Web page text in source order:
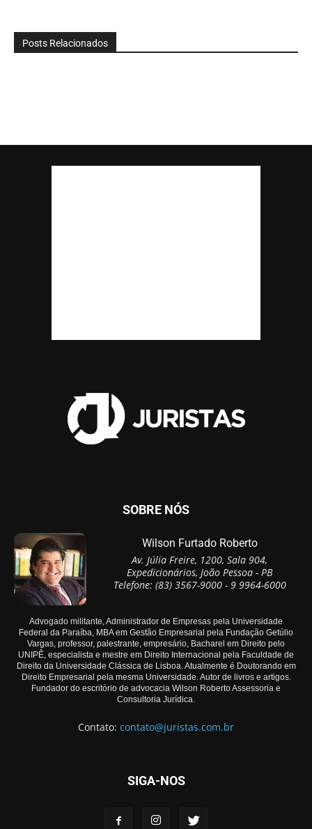
Posts Relacionados
SOBRE NÓS
Wilson Furtado Roberto
Av. Júlia Freire, 1200, Sala 904,
Expedicionários, João Pessoa - PB
Telefone: (83) 3567-9000 - 9 9964-6000
Advogado militante, Administrador de Empresas pela Universidade
Federal da Paraíba, MBA em Gestão Empresarial pela Fundação Getúlio
Vargas, professor, palestrante, empresário, Bacharel em Direito pelo
UNIPÊ, especialista e mestre em Direito Internacional pela Faculdade de
Direito da Universidade Clássica de Lisboa. Atualmente é Doutorando em
Direito Empresarial pela mesma Universidade. Autor de livros e artigos.
Fundador do escritório de advocacia Wilson Roberto Assessoria e
Consultoria Jurídica.
Contato: contato@juristas.com.br
SIGA-NOS